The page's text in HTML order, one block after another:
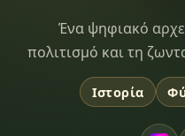
Dimitsana.gr
Ένα ψηφιακό
πολιτισμό και τη
Ιστορία